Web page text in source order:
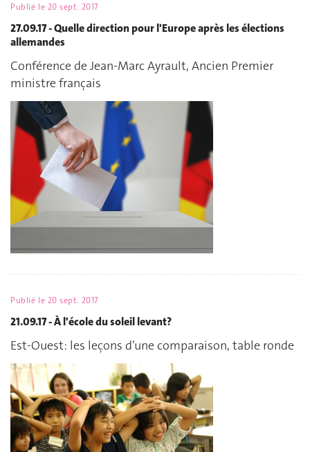
Publié le 20 sept. 2017
27.09.17 - Quelle direction pour l'Europe après les élections
allemandes
Conférence de Jean-Marc Ayrault, Ancien Premier
ministre français
Publié le 20 sept. 2017
21.09.17 - À l'école du soleil levant?
Est-Ouest: les leçons d’une comparaison, table ronde